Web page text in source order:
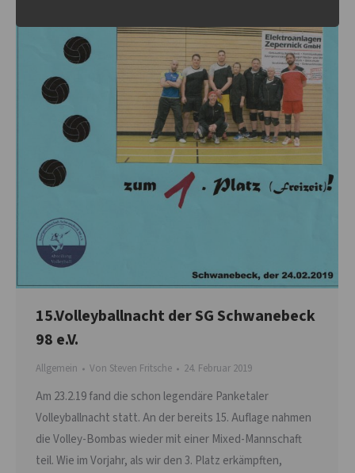
15.Volleyballnacht der SG Schwanebeck
98 e.V.
Allgemein Von Steven Fritsche 24. Februar 2019
Am 23.2.19 fand die schon legendäre Panketaler
Volleyballnacht statt. An der bereits 15. Auflage nahmen
die Volley-Bombas wieder mit einer Mixed-Mannschaft
teil. Wie im Vorjahr, als wir den 3. Platz erkämpften,